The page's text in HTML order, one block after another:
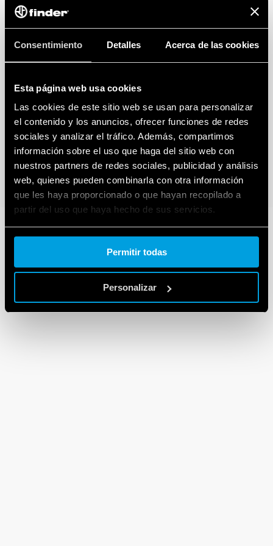
Consentimiento Detalles Acerca de las cookies
Esta página web usa cookies
Las cookies de este sitio web se usan para personalizar
el contenido y los anuncios, ofrecer funciones de redes
sociales y analizar el tráfico. Además, compartimos
información sobre el uso que haga del sitio web con
nuestros partners de redes sociales, publicidad y análisis
web, quienes pueden combinarla con otra información
que les haya proporcionado o que hayan recopilado a
partir del uso que haya hecho de sus servicios.
Cookie policy.
Permitir todas
Personalizar